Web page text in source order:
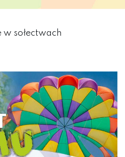
sołectwach